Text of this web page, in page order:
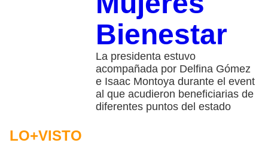
Bienestar
La presidenta estuvo
acompañada por Delfina Gómez
e Isaac Montoya durante el event
al que acudieron beneficiarias de
diferentes puntos del estado
LO+VISTO